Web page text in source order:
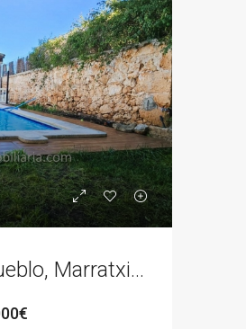
Venta casa de pueblo, Marratxi, Sa Cabaneta